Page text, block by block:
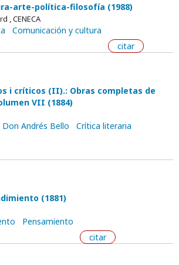
arte-política-filosofía (1988)
, CENECA
Comunicación y cultura
citar
i críticos (II).: Obras completas de
VII (1884)
Andrés Bello Crítica literaria
(1881)
Pensamiento
citar